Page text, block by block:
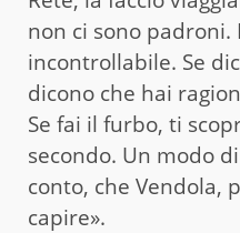
non ci sono padroni.
incontrollabile. Se
dicono che hai
Se fai il furbo, ti
secondo. Un modo
conto, che Vendola,
capire».